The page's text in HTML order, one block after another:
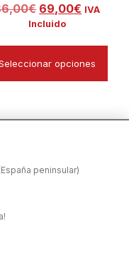
€ 69,00€ IVA
Incluido
opciones
peninsular)